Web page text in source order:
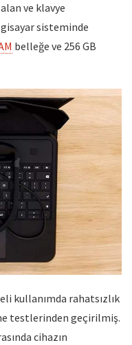
ve klavye
sisteminde
belleğe ve 256 GB
kullanımda rahatsızlık
testlerinden geçirilmiş.
cihazın